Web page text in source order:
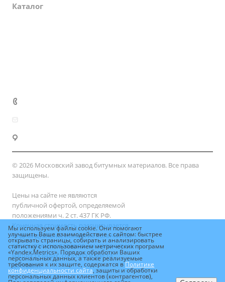
Каталог
© 2026 Московский завод битумных материалов. Все права
защищены.
Цены на сайте не являются
публичной офертой, определяемой
положениями ч. 2 ст. 437 ГК РФ.
Конечная стоимость рассчитывается
индивидуально, исходя из количества
заказываемых товаров, их наличия на
наших складах, способа и места
доставки.
Мы используем файлы cookie. Они помогают
улучшить Ваше взаимодействие с сайтом: быстрее
открывать страницы, собирать и анализировать
статистку с использованием метрических программ
«Yandex.Metrics». Порядок обработки Ваших
персональных данных, а также реализуемые
требования к их защите, содержатся вПолитике
конфиденциальности сайта, защиты и обработки
персональных данных клиентов (контрагентов),